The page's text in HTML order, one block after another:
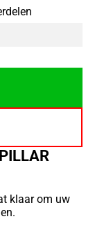
klaar om uw